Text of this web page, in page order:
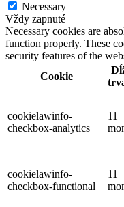
Necessary
Vždy zapnuté
Necessary cookies are
function properly. These
security features of the
Cookie
cookielawinfo-
checkbox-analytics
11
cookielawinfo-
checkbox-functional
11